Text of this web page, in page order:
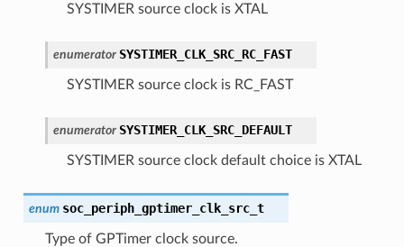
SYSTIMER source clock is XTAL
enumerator SYSTIMER_CLK_SRC_RC_FAST
SYSTIMER source clock is RC_FAST
enumerator SYSTIMER_CLK_SRC_DEFAULT
SYSTIMER source clock default choice is XTAL
enum soc_periph_gptimer_clk_src_t
Type of GPTimer clock source.